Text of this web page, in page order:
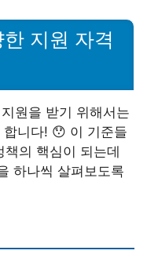
지원 자격
원을 받기 위해서는
합니다! 😯 이 기준들
의 핵심이 되는데
하나씩 살펴보도록